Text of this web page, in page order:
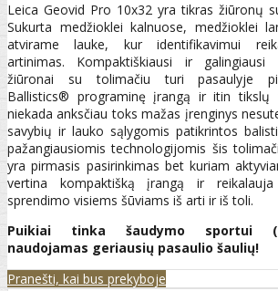
Leica Geovid Pro 10x32 yra tikras žiūronų
Sukurta medžioklei kalnuose, medžioklei
atvirame lauke, kur identifikavimui
artinimas. Kompaktiškiausi ir galingiausi
žiūronai su tolimačiu turi pasaulyje
Ballistics® programinę įrangą ir itin tikslų
niekada anksčiau toks mažas įrenginys
savybių ir lauko sąlygomis patikrintos
pažangiausiomis technologijomis šis
yra pirmasis pasirinkimas bet kuriam
vertina kompaktišką įrangą ir
sprendimo visiems šūviams iš arti ir iš toli.
Puikiai tinka šaudymo sportui
naudojamas geriausių pasaulio šaulių!
Pranešti, kai bus prekyboje